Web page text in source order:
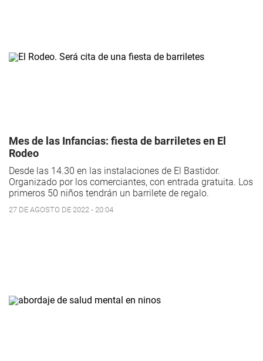
Mes de las Infancias: fiesta de barriletes en El
Rodeo
Desde las 14.30 en las instalaciones de El Bastidor.
Organizado por los comerciantes, con entrada gratuita. Los
primeros 50 niños tendrán un barrilete de regalo.
27 DE AGOSTO DE 2022 - 20:04